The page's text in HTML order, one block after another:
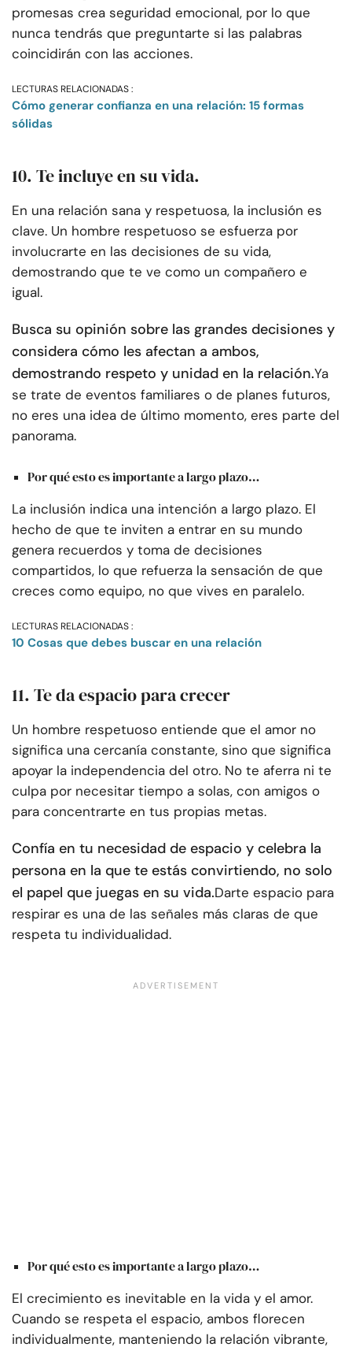
promesas crea seguridad emocional, por lo que
nunca tendrás que preguntarte si las palabras
coincidirán con las acciones.
LECTURAS RELACIONADAS :
Cómo generar confianza en una relación: 15 formas
sólidas
10. Te incluye en su vida.
En una relación sana y respetuosa, la inclusión es
clave. Un hombre respetuoso se esfuerza por
involucrarte en las decisiones de su vida,
demostrando que te ve como un compañero e
igual.
Busca su opinión sobre las grandes decisiones y
considera cómo les afectan a ambos,
demostrando respeto y unidad en la relación.Ya
se trate de eventos familiares o de planes futuros,
no eres una idea de último momento, eres parte del
panorama.
Por qué esto es importante a largo plazo…
La inclusión indica una intención a largo plazo. El
hecho de que te inviten a entrar en su mundo
genera recuerdos y toma de decisiones
compartidos, lo que refuerza la sensación de que
creces como equipo, no que vives en paralelo.
LECTURAS RELACIONADAS :
10 Cosas que debes buscar en una relación
11. Te da espacio para crecer
Un hombre respetuoso entiende que el amor no
significa una cercanía constante, sino que significa
apoyar la independencia del otro. No te aferra ni te
culpa por necesitar tiempo a solas, con amigos o
para concentrarte en tus propias metas.
Confía en tu necesidad de espacio y celebra la
persona en la que te estás convirtiendo, no solo
el papel que juegas en su vida.Darte espacio para
respirar es una de las señales más claras de que
respeta tu individualidad.
Por qué esto es importante a largo plazo…
El crecimiento es inevitable en la vida y el amor.
Cuando se respeta el espacio, ambos florecen
individualmente, manteniendo la relación vibrante,